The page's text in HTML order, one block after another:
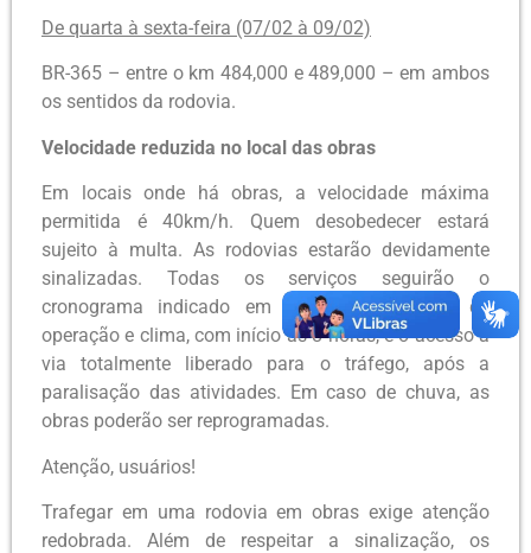
De quarta à sexta-feira (07/02 à 09/02)
BR-365 – entre o km 484,000 e 489,000 – em ambos
os sentidos da rodovia.
Velocidade reduzida no local das obras
Em locais onde há obras, a velocidade máxima
permitida é 40km/h. Quem desobedecer estará
sujeito à multa. As rodovias estarão devidamente
sinalizadas. Todas os serviços seguirão o
cronograma indicado em condições normais de
operação e clima, com início às 8 horas, e o acesso à
via totalmente liberado para o tráfego, após a
paralisação das atividades. Em caso de chuva, as
obras poderão ser reprogramadas.
Atenção, usuários!
Trafegar em uma rodovia em obras exige atenção
redobrada. Além de respeitar a sinalização, os